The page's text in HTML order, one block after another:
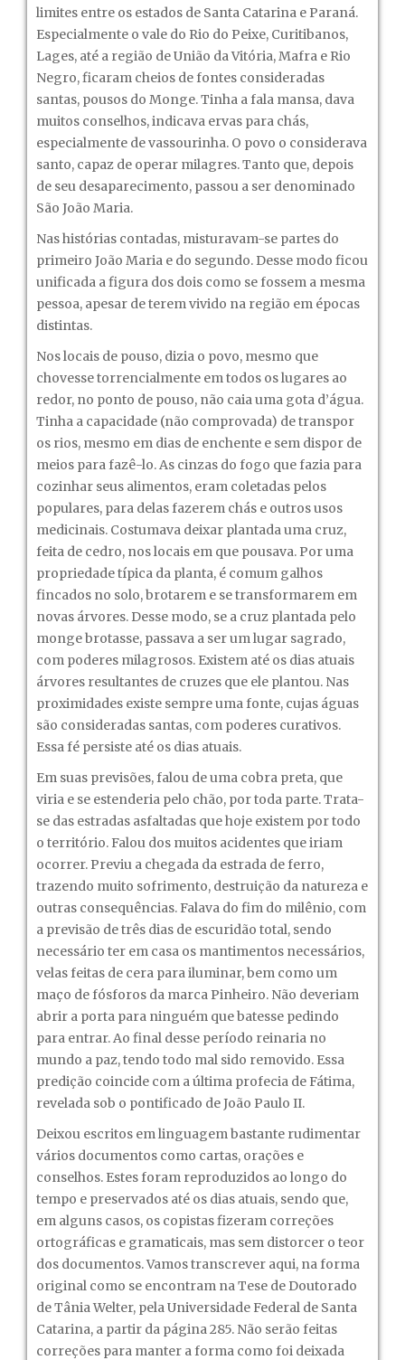
limites entre os estados de Santa Catarina e Paraná.
Especialmente o vale do Rio do Peixe, Curitibanos,
Lages, até a região de União da Vitória, Mafra e Rio
Negro, ficaram cheios de fontes consideradas
santas, pousos do Monge. Tinha a fala mansa, dava
muitos conselhos, indicava ervas para chás,
especialmente de vassourinha. O povo o considerava
santo, capaz de operar milagres. Tanto que, depois
de seu desaparecimento, passou a ser denominado
São João Maria.
Nas histórias contadas, misturavam-se partes do
primeiro João Maria e do segundo. Desse modo ficou
unificada a figura dos dois como se fossem a mesma
pessoa, apesar de terem vivido na região em épocas
distintas.
Nos locais de pouso, dizia o povo, mesmo que
chovesse torrencialmente em todos os lugares ao
redor, no ponto de pouso, não caia uma gota d’água.
Tinha a capacidade (não comprovada) de transpor
os rios, mesmo em dias de enchente e sem dispor de
meios para fazê-lo. As cinzas do fogo que fazia para
cozinhar seus alimentos, eram coletadas pelos
populares, para delas fazerem chás e outros usos
medicinais. Costumava deixar plantada uma cruz,
feita de cedro, nos locais em que pousava. Por uma
propriedade típica da planta, é comum galhos
fincados no solo, brotarem e se transformarem em
novas árvores. Desse modo, se a cruz plantada pelo
monge brotasse, passava a ser um lugar sagrado,
com poderes milagrosos. Existem até os dias atuais
árvores resultantes de cruzes que ele plantou. Nas
proximidades existe sempre uma fonte, cujas águas
são consideradas santas, com poderes curativos.
Essa fé persiste até os dias atuais.
Em suas previsões, falou de uma cobra preta, que
viria e se estenderia pelo chão, por toda parte. Trata-
se das estradas asfaltadas que hoje existem por todo
o território. Falou dos muitos acidentes que iriam
ocorrer. Previu a chegada da estrada de ferro,
trazendo muito sofrimento, destruição da natureza e
outras consequências. Falava do fim do milênio, com
a previsão de três dias de escuridão total, sendo
necessário ter em casa os mantimentos necessários,
velas feitas de cera para iluminar, bem como um
maço de fósforos da marca Pinheiro. Não deveriam
abrir a porta para ninguém que batesse pedindo
para entrar. Ao final desse período reinaria no
mundo a paz, tendo todo mal sido removido. Essa
predição coincide com a última profecia de Fátima,
revelada sob o pontificado de João Paulo II.
Deixou escritos em linguagem bastante rudimentar
vários documentos como cartas, orações e
conselhos. Estes foram reproduzidos ao longo do
tempo e preservados até os dias atuais, sendo que,
em alguns casos, os copistas fizeram correções
ortográficas e gramaticais, mas sem distorcer o teor
dos documentos. Vamos transcrever aqui, na forma
original como se encontram na Tese de Doutorado
de Tânia Welter, pela Universidade Federal de Santa
Catarina, a partir da página 285. Não serão feitas
correções para manter a forma como foi deixada